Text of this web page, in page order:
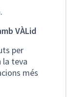
VÀLid
per
la teva
més